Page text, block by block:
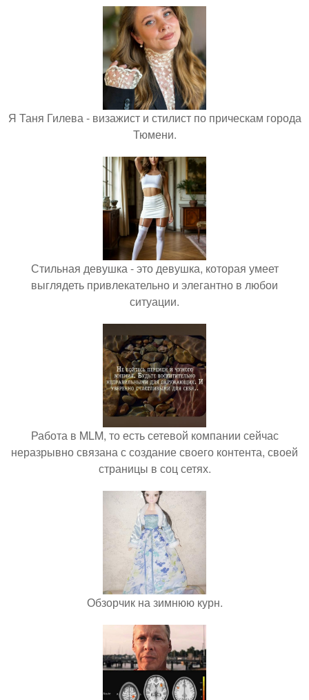
Я Таня Гилева - визажист и стилист по прическам города
Тюмени.
Стильная девушка - это девушка, которая умеет
выглядеть привлекательно и элегантно в любои
ситуации.
Работа в MLM, то есть сетевой компании сейчас
неразрывно связана с создание своего контента, своей
страницы в соц сетях.
Обзорчик на зимнюю курн.